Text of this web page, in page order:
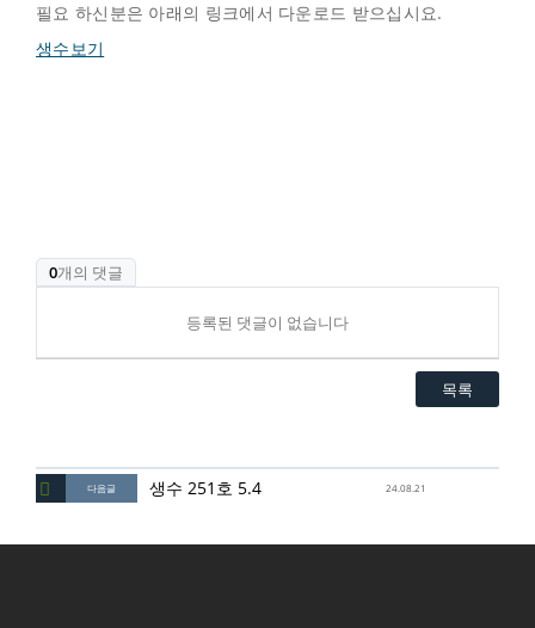
필요 하신분은 아래의 링크에서 다운로드 받으십시요.
생수보기
0개의 댓글
등록된 댓글이 없습니다
목록
다음글 생수 251호 5.4 24.08.21